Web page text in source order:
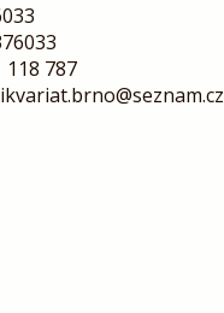
118 787